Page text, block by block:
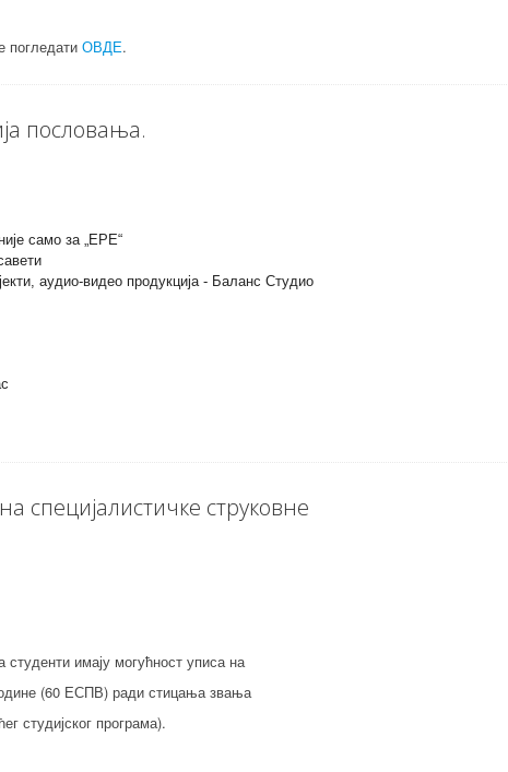
погледати ОВДЕ.
пословања.
само за „ЕРЕ“
аудио-видео продукција - Баланс Студио
специјалистичке струковне
студенти имају могућност уписа на
(60 ЕСПВ) ради стицања звања
студијског програма).